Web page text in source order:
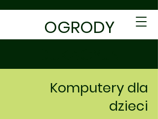
OGRODY
Komputery dla
dzieci